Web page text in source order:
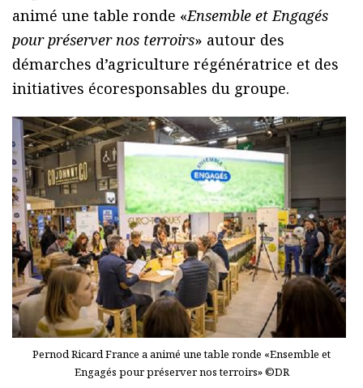
animé une table ronde «Ensemble et Engagés
pour préserver nos terroirs» autour des
démarches d’agriculture régénératrice et des
initiatives écoresponsables du groupe.
Pernod Ricard France a animé une table ronde «Ensemble et
Engagés pour préserver nos terroirs» ©DR